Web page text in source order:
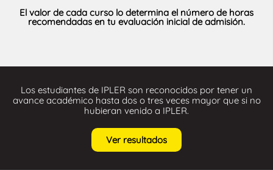
El valor de cada curso lo determina el número de horas
recomendadas en tu evaluación inicial de admisión.
Los estudiantes de IPLER son reconocidos por tener un
avance académico hasta dos o tres veces mayor que si no
hubieran venido a IPLER.
Ver resultados